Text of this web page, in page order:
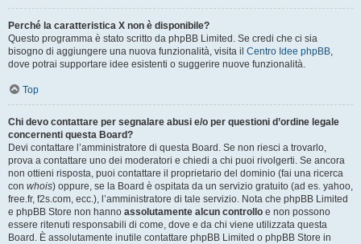
Perché la caratteristica X non è disponibile?
Questo programma è stato scritto da phpBB Limited. Se credi che ci sia
bisogno di aggiungere una nuova funzionalità, visita il Centro Idee phpBB,
dove potrai supportare idee esistenti o suggerire nuove funzionalità.
Top
Chi devo contattare per segnalare abusi e/o per questioni d’ordine legale
concernenti questa Board?
Devi contattare l’amministratore di questa Board. Se non riesci a trovarlo,
prova a contattare uno dei moderatori e chiedi a chi puoi rivolgerti. Se ancora
non ottieni risposta, puoi contattare il proprietario del dominio (fai una ricerca
con whois) oppure, se la Board è ospitata da un servizio gratuito (ad es. yahoo,
free.fr, f2s.com, ecc.), l’amministratore di tale servizio. Nota che phpBB Limited
e phpBB Store non hanno assolutamente alcun controllo e non possono
essere ritenuti responsabili di come, dove e da chi viene utilizzata questa
Board. È assolutamente inutile contattare phpBB Limited o phpBB Store in